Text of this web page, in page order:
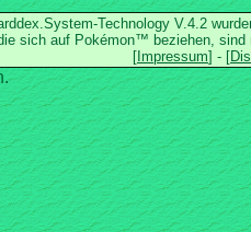
Technology V.4.2
sich auf Pokémon™ beziehen, sind